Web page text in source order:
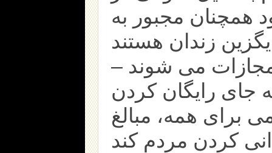
همچنان مجبور به
زندان هستند
مجازات می شوند –
جای رایگان کردن
برای همه، مبالغ
کردن مردم کند